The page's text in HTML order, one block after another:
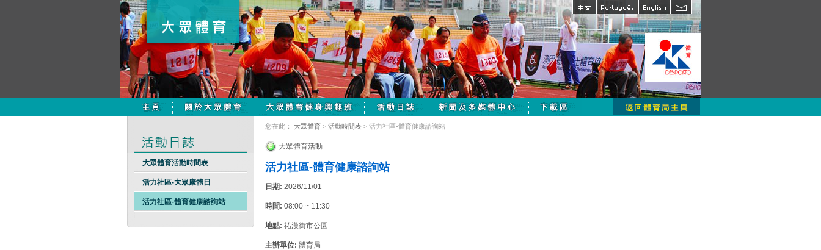
大眾體育活動時間表
活力社區-大眾康體日
活力社區-體育健康諮詢站
您在此： 大眾體育 > 活動時間表 > 活力社區-體育健康諮詢站
大眾體育活動
活力社區-體育健康諮詢站
日期: 2026/11/01
時間: 08:00 ~ 11:30
地點: 祐漢街市公園
主辦單位: 體育局